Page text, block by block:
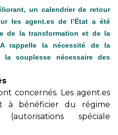
un calendrier de retour
les agent.es de l’État a été
de la transformation et de la
rappelle la nécessité de la
souplesse nécessaire des
concernés. Les agent.es
à bénéficier du régime
spéciale